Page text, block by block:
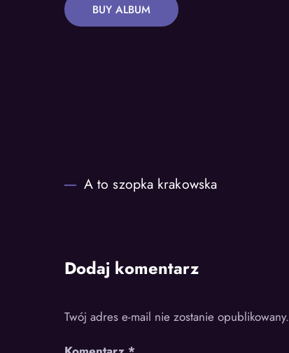
BUY ALBUM
A to szopka krakowska
Dodaj komentarz
Twój adres e-mail nie zostanie opublikowany.